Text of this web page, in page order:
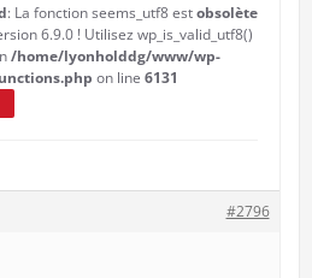
: La fonction seems_utf8 estobsolète
6.9.0 ! Utilisez wp_is_valid_utf8()
/home/lyonholddg/www/wp-
on line 6131
#2796